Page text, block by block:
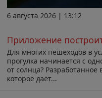
6 августа 2026 | 13:12
Приложение
Для многих пешеходов в
прогулка начинается с
от солнца?
которое даёт...